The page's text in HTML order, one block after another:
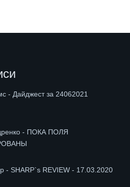
- Дайджест за 24062021
- ПОКА ПОЛЯ
- SHARP`s REVIEW - 17.03.2020